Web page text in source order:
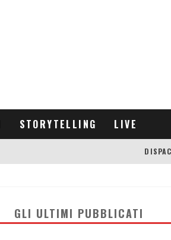
STORYTELLING LIVE
GLI ULTIMI PUBBLICATI